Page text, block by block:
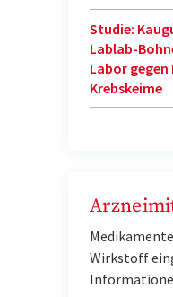
Studie:
Lablab-
Labor gegen
Krebskeime
Wirkstoff